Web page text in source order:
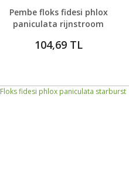
DETAYLAR GELİNCE HABER VER
Pembe floks fidesi phlox
paniculata rijnstroom
104,69 TL